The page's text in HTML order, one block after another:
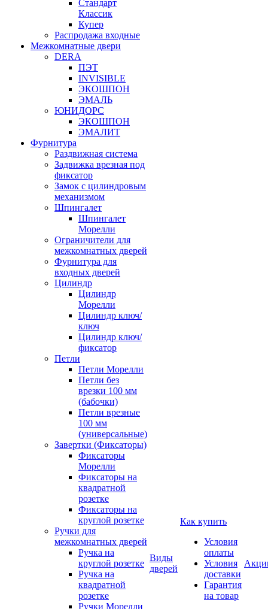
Стандарт
Классик
Купер
Распродажа входные
Межкомнатные двери
DERA
ПЭТ
INVISIBLE
ЭКОШПОН
ЭМАЛЬ
ЮНИДОРС
ЭКОШПОН
ЭМАЛИТ
Фурнитура
Раздвижная система
Задвижка врезная под
фиксатор
Замок с цилиндровым
механизмом
Шпингалет
Шпингалет
Морелли
Ограничители для
межкомнатных дверей
Фурнитура для
входных дверей
Цилиндр
Цилиндр
Морелли
Цилиндр ключ/
ключ
Цилиндр ключ/
фиксатор
Петли
Петли Морелли
Петли без
врезки 100 мм
(бабочки)
Петли врезные
100 мм
(универсальные)
Завертки (Фиксаторы)
Фиксаторы
Морелли
Фиксаторы на
квадратной
розетке
Фиксаторы на
круглой розетке
Ручки для
межкомнатных дверей
Ручка на
круглой розетке
Ручка на
квадратной
розетке
Ручки Морелли
Виды
дверей
Как купить
Условия
оплаты
Условия
доставки
Гарантия
на товар